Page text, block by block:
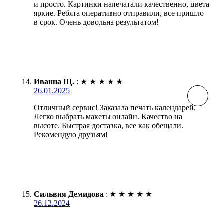
и просто. Картинки напечатали качественно, цвета
яркие. Ребята оперативно отправили, все пришло
в срок. Очень довольна результатом!
Иванна Щ. : ★ ★ ★ ★ ★
26.01.2025
Отличный сервис! Заказала печать календарей.
Легко выбрать макеты онлайн. Качество на
высоте. Быстрая доставка, все как обещали.
Рекомендую друзьям!
Сильвия Демидова : ★ ★ ★ ★ ★
26.12.2024